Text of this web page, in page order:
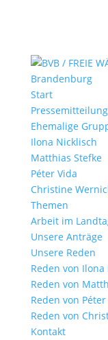
Start
Ehemalige
Ilona Nicklisch
Matthias Stefke
Péter Vida
Christine
Themen
Arbeit im
Unsere Anträge
Unsere Reden
Reden von Ilona
Reden von
Reden von Péter
Reden von
Kontakt